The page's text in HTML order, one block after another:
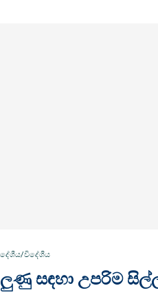
දේශීය/විදේශීය
ලුණු සඳහා උපරිම